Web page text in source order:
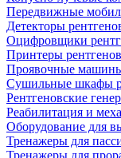
Передвижные
Детекторы
Оцифровщики
Принтеры
Проявочные
Сушильные шкафы
Рентгеновские
Реабилитация и
Оборудование для
Тренажеры для
Тренажеры для